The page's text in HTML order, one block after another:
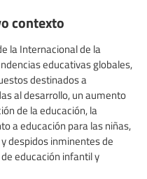
contexto
la Internacional de la
educativas globales,
destinados a
al desarrollo, un aumento
de la educación, la
a educación para las niñas,
despidos inminentes de
educación infantil y